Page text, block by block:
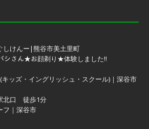
けんー|熊谷市美土里町
シさん★お顔剃り★体験しました!!
キッズ・イングリッシュ・スクール)｜深谷市
北口 徒歩1分
フ｜深谷市